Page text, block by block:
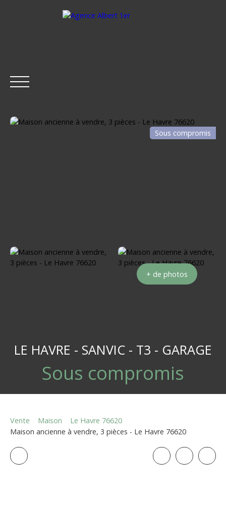
ESTIMER VENDRE
Sous compromis
+ de photos
LE HAVRE - SANVIC - T3 - GARAGE
Sous compromis
Vente Maison
Le Havre 76620
Maison ancienne à vendre, 3 pièces - Le Havre 76620